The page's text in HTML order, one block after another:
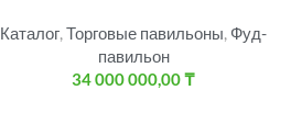
Каталог,Торговые павильоны, Фуд-
павильон
34 000 000,00₸